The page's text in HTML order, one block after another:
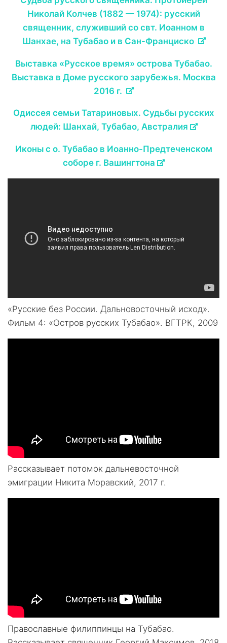
Николай Колчев (1882 — 1974): русский
священник, служивший со свт. Иоанном в
Шанхае, на Тубабао и в Сан-Франциско
Выставка «Русское время» острова Тубабао.
Выставка в Доме русского зарубежья. Москва
2016 г.
Одиссея семьи Татариновых. Судьбы русских
людей: Шанхай, Тубабао, Австралия
Иконы с о. Тубабао в Иоанно-Предтеченском
соборе г. Вашингтона
«Русские без России. Дальновосточный исход».
Фильм 4: «Остров русских Тубабао». ВГТРК, 2009
Рассказывает потомок дальневосточной
эмиграции Никита Моравский, 2017 г.
Православные филиппинцы на Тубабао.